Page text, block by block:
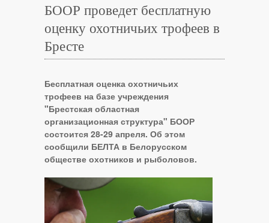
БООР проведет бесплатную
оценку охотничьих трофеев в
Бресте
Бесплатная оценка охотничьих
трофеев на базе учреждения
"Брестская областная
организационная структура" БООР
состоится 28-29 апреля. Об этом
сообщили БЕЛТА в Белорусском
обществе охотников и рыболовов.